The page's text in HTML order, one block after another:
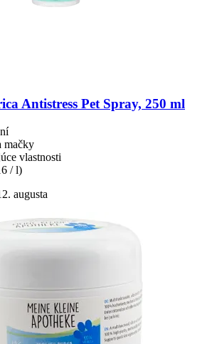
Antistress Pet Spray, 250 ml
mačky
vlastnosti
/ l)
augusta